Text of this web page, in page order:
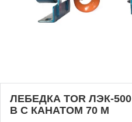
ЛЕБЕДКА TOR ЛЭК-500
В С КАНАТОМ 70 М